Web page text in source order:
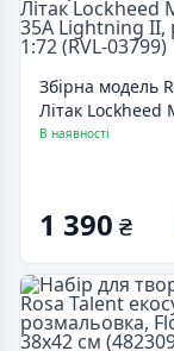
Збірна модель
Літак Lockheed
35A Lightning II,
В наявності
1 390 ₴